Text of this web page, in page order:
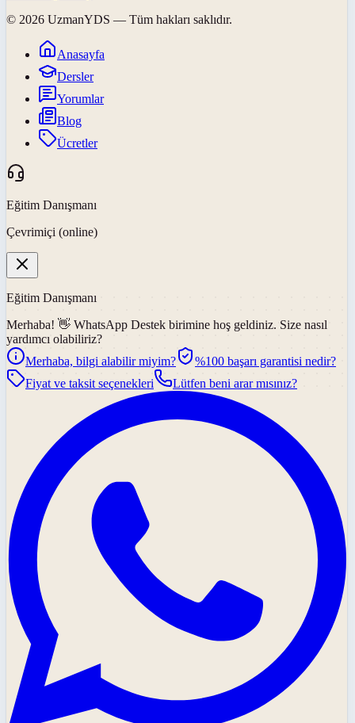
© 2026 UzmanYDS — Tüm hakları saklıdır.
Anasayfa
Dersler
Yorumlar
Blog
Ücretler
Eğitim Danışmanı
Çevrimiçi (online)
Eğitim Danışmanı
Merhaba! 👋 WhatsApp Destek birimine hoş geldiniz. Size nasıl
yardımcı olabiliriz?
Merhaba, bilgi alabilir miyim?
%100 başarı garantisi nedir?
Fiyat ve taksit seçenekleri
Lütfen beni arar mısınız?